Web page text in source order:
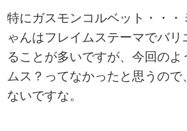
特にガスモンコルベット・・・
ゃんはフレイムステーマでバ
ることが多いですが、今回のよ
ムス？ってなかったと思うの
ないですな。